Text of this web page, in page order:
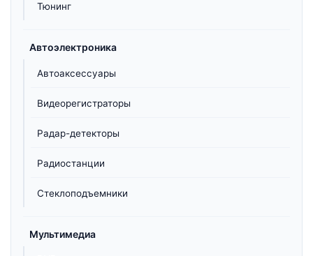
Тюнинг
Автоэлектроника
Автоаксессуары
Видеорегистраторы
Радар-детекторы
Радиостанции
Стеклоподъемники
Мультимедиа